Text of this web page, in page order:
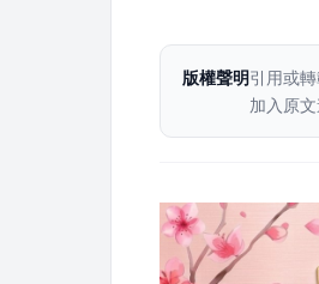
版權聲明引用或
加入原文